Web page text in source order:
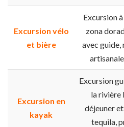
Excursion vélo
et bière
Excursion
zona
avec guide,
Excursion en
kayak
Excursion
la rivière
déjeuner
tequila,